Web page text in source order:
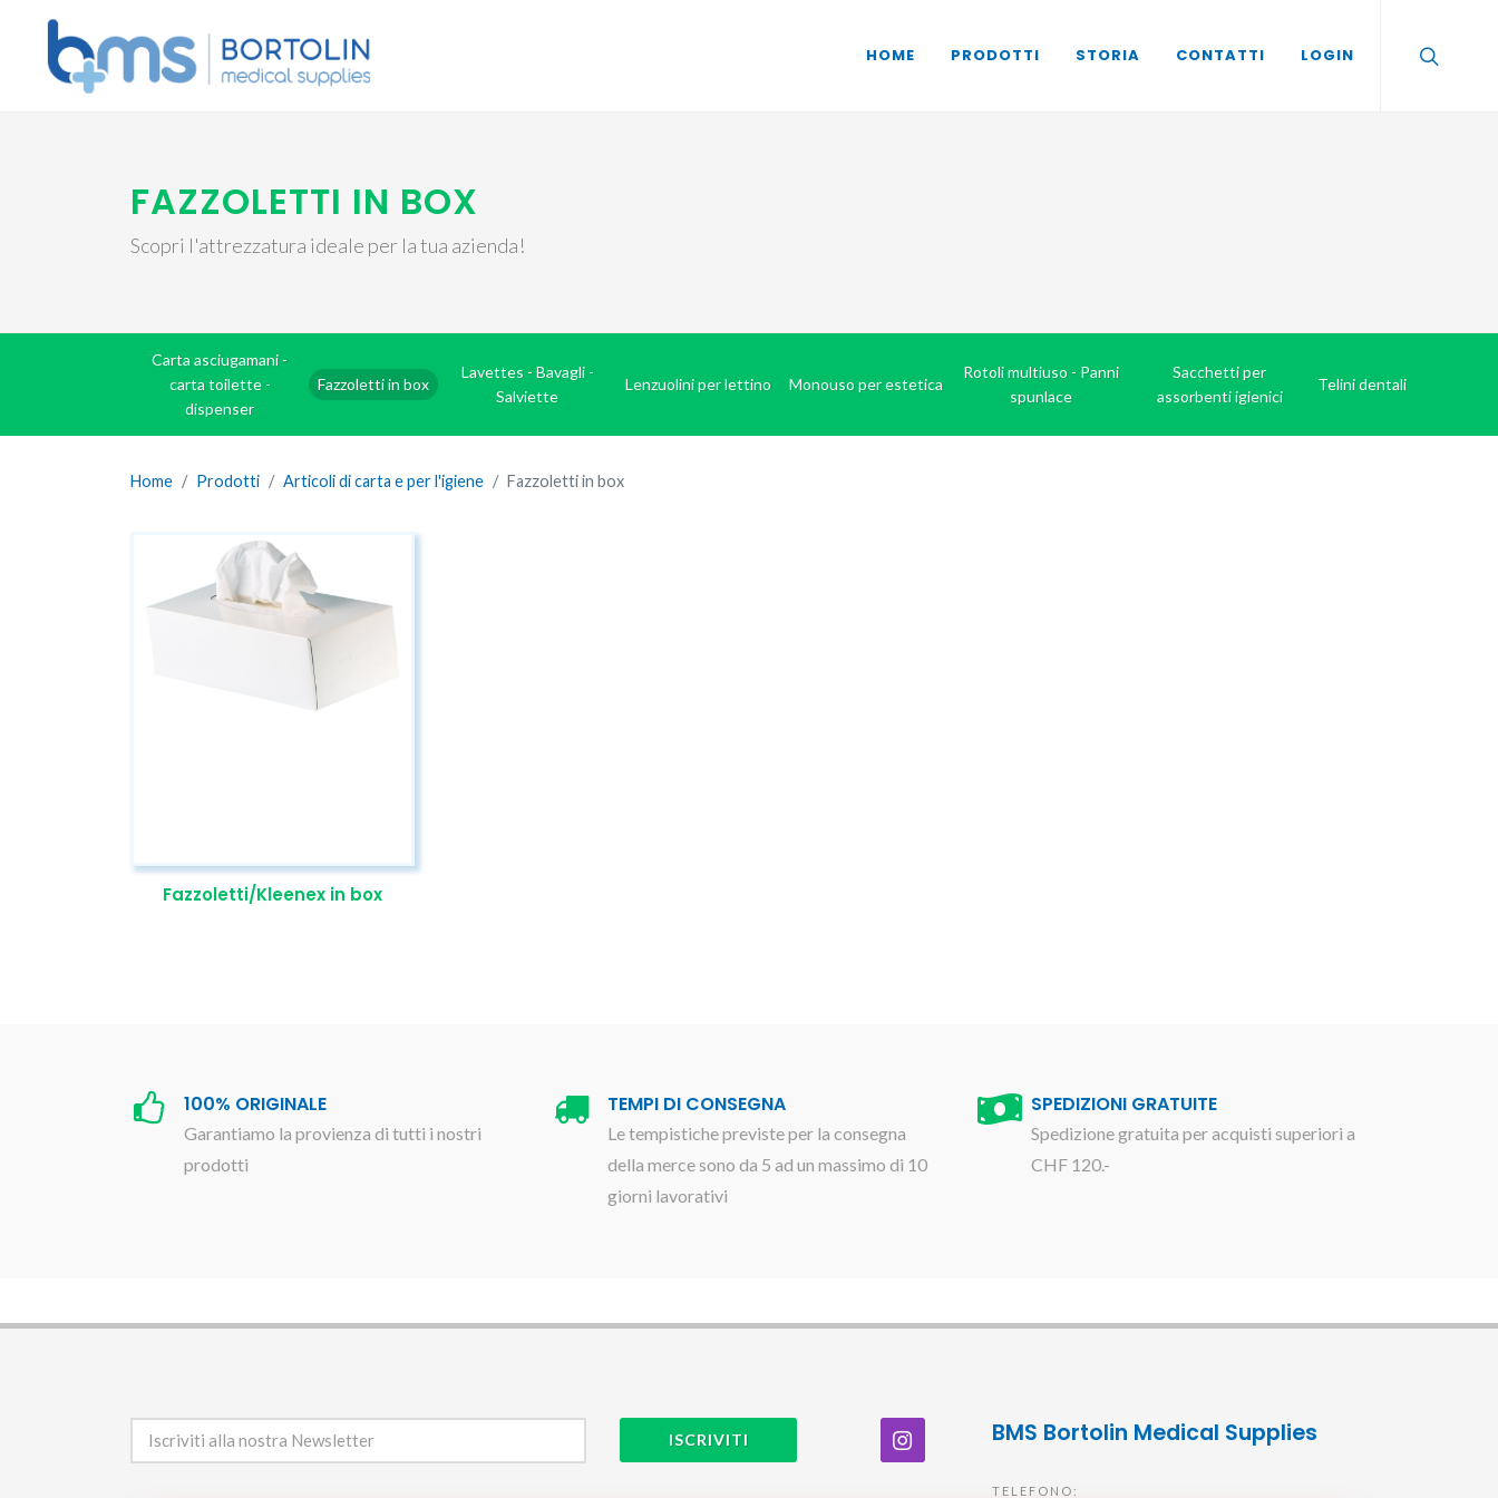
HOME PRODOTTI STORIA CONTATTI LOGIN
FAZZOLETTI IN BOX
Scopri l'attrezzatura ideale per la tua azienda!
Carta asciugamani -
carta toilette -
dispenser
Fazzoletti in box
Lavettes - Bavagli -
Salviette
Lenzuolini per lettino Monouso per estetica
Rotoli multiuso - Panni
spunlace
Sacchetti per
assorbenti igienici
Telini dentali
Home Prodotti Articoli di carta e per l'igiene Fazzoletti in box
Fazzoletti/Kleenex in box
100% ORIGINALE
Garantiamo la provienza di tutti i nostri
prodotti
TEMPI DI CONSEGNA
Le tempistiche previste per la consegna
della merce sono da 5 ad un massimo di 10
giorni lavorativi
SPEDIZIONI GRATUITE
Spedizione gratuita per acquisti superiori a
CHF 120.-
ISCRIVITI BMS Bortolin Medical Supplies
TELEFONO: